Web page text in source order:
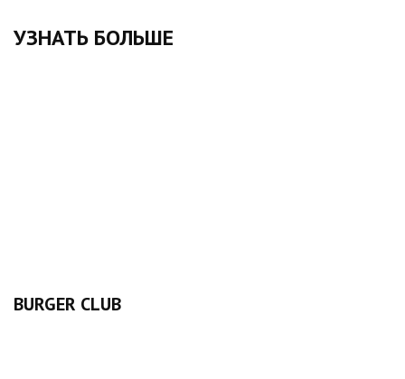
УЗНАТЬ БОЛЬШЕ
BURGER CLUB